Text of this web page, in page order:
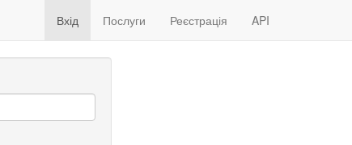
Вхід Послуги Реєстрація API